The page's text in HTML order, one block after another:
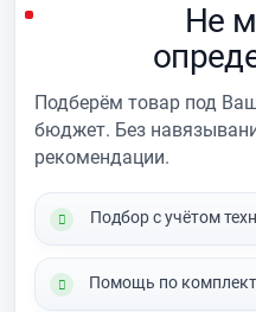
Не
Подберём товар под
бюджет. Без
рекомендации.
Подбор с учётом
Помощь по